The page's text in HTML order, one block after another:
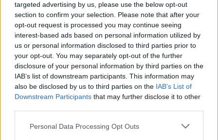
targeted advertising by us, please use the below opt-out
section to confirm your selection. Please note that after your
opt-out request is processed you may continue seeing
interest-based ads based on personal information utilized by
us or personal information disclosed to third parties prior to
your opt-out. You may separately opt-out of the further
disclosure of your personal information by third parties on the
IAB’s list of downstream participants. This information may
also be disclosed by us to third parties on the IAB’s List of
Downstream Participants that may further disclose it to other
Please note that this website/app uses one or more Google
Personal Data Processing Opt Outs
Σχετικά με το στόχο της μεγαλύτερης
αντισεισμικής δράσης που έχει γίνει ποτέ
στην Ελλάδα τόνισε:«Στόχος είναι να
βελτιωθούν τόσο ο συντονισμός των
υπηρεσιών και της διαδικασίας συλλογής και
αξιολόγησης των πληροφοριών, όσο και τα
σχέδια έκτακτης ανάγκης και διαχείρισης
κρίσεων. Μεταξύ άλλων, επιδιώκεται η
εκπαίδευση όλων των φορέων, η ενίσχυση
της ετοιμότητας και της